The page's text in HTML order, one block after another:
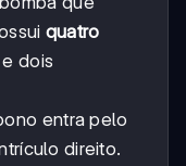
quatro
dois
entra pelo
direito.